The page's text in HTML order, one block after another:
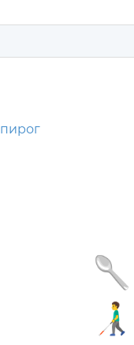
пирог
🥄
👨‍🦯